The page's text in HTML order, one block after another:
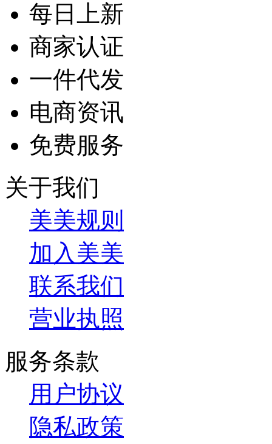
每日上新
商家认证
一件代发
电商资讯
免费服务
关于我们
美美规则
加入美美
联系我们
营业执照
服务条款
用户协议
隐私政策